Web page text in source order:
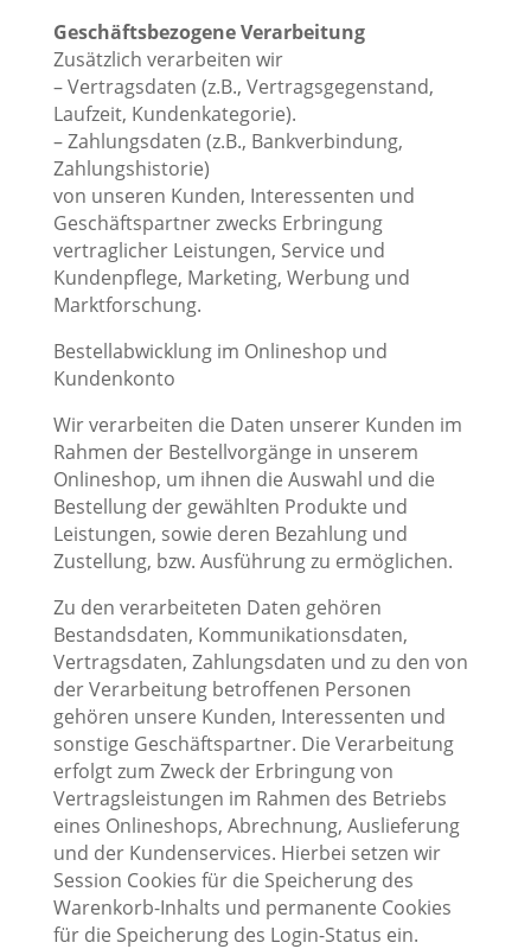
Geschäftsbezogene Verarbeitung
Zusätzlich verarbeiten wir
– Vertragsdaten (z.B., Vertragsgegenstand,
Laufzeit, Kundenkategorie).
– Zahlungsdaten (z.B., Bankverbindung,
Zahlungshistorie)
von unseren Kunden, Interessenten und
Geschäftspartner zwecks Erbringung
vertraglicher Leistungen, Service und
Kundenpflege, Marketing, Werbung und
Marktforschung.
Bestellabwicklung im Onlineshop und
Kundenkonto
Wir verarbeiten die Daten unserer Kunden im
Rahmen der Bestellvorgänge in unserem
Onlineshop, um ihnen die Auswahl und die
Bestellung der gewählten Produkte und
Leistungen, sowie deren Bezahlung und
Zustellung, bzw. Ausführung zu ermöglichen.
Zu den verarbeiteten Daten gehören
Bestandsdaten, Kommunikationsdaten,
Vertragsdaten, Zahlungsdaten und zu den von
der Verarbeitung betroffenen Personen
gehören unsere Kunden, Interessenten und
sonstige Geschäftspartner. Die Verarbeitung
erfolgt zum Zweck der Erbringung von
Vertragsleistungen im Rahmen des Betriebs
eines Onlineshops, Abrechnung, Auslieferung
und der Kundenservices. Hierbei setzen wir
Session Cookies für die Speicherung des
Warenkorb-Inhalts und permanente Cookies
für die Speicherung des Login-Status ein.